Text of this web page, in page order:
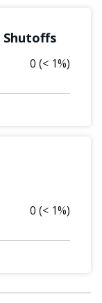
Shutoffs
0 (< 1%)
0 (< 1%)